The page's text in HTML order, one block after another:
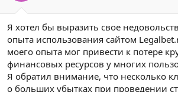
Я хотел бы выразить свое
опыта использования сайтом
моего опыта мог привести к потере
финансовых ресурсов у многих
Я обратил внимание, что несколько
о больших убытках при проведении